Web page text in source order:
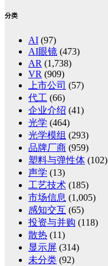
分类
AI (97)
AI眼镜 (473)
AR (1,738)
VR (909)
上市公司 (57)
代工 (66)
企业介绍 (41)
光学 (464)
光学模组 (293)
品牌厂商 (959)
塑料与弹性体 (102)
声学 (13)
工艺技术 (185)
市场信息 (1,005)
感知交互 (65)
投资与并购 (118)
散热 (11)
显示屏 (314)
未分类 (92)